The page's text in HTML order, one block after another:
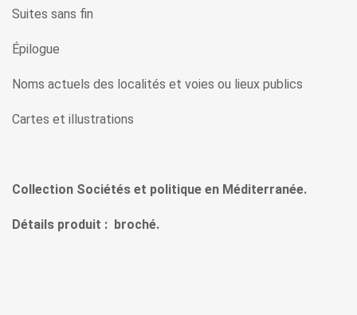
Suites sans fin
Épilogue
Noms actuels des localités et voies ou lieux publics
Cartes et illustrations
Collection Sociétés et politique en Méditerranée.
Détails produit : broché.